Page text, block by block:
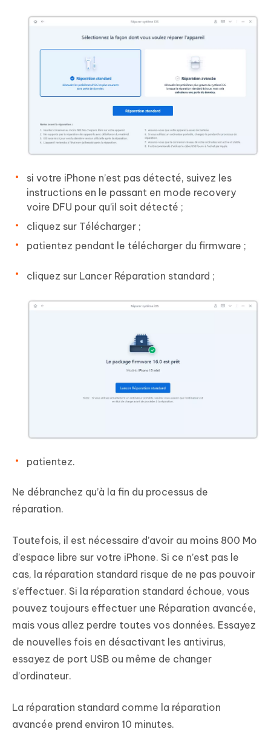
si votre iPhone n’est pas détecté, suivez les
instructions en le passant en mode recovery
voire DFU pour qu’il soit détecté ;
cliquez sur Télécharger ;
patientez pendant le télécharger du firmware ;
cliquez sur Lancer Réparation standard ;
patientez.
Ne débranchez qu’à la fin du processus de
réparation.
Toutefois, il est nécessaire d’avoir au moins 800 Mo
d’espace libre sur votre iPhone. Si ce n’est pas le
cas, la réparation standard risque de ne pas pouvoir
s’effectuer. Si la réparation standard échoue, vous
pouvez toujours effectuer une Réparation avancée,
mais vous allez perdre toutes vos données. Essayez
de nouvelles fois en désactivant les antivirus,
essayez de port USB ou même de changer
d’ordinateur.
La réparation standard comme la réparation
avancée prend environ 10 minutes.